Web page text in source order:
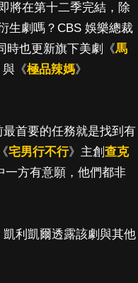
將在第十二季完結，除
生劇嗎？CBS 娛樂總裁
時也更新旗下美劇《馬
與《極品辣媽》
首要的任務就是找到有
宅男行不行》主創查克
一方有意願，他們都非
凱利凱爾透露該劇與其他